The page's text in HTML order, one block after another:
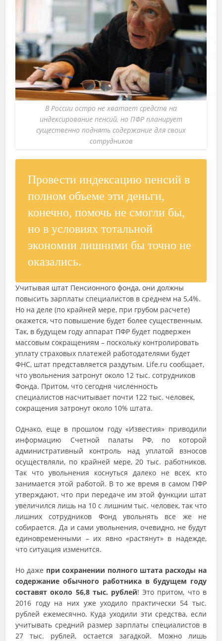
В России остро не хватает средств на
индексирование пенсий, но ПФР планирует
существенно поднять содержание для своих
сотрудников
Провести индексацию пенсий в
полном объеме эти деньги,
конечно, помочь не смогли бы,
но в условиях тотальной
экономии лишними бы точно не
оказались.
Учитывая штат Пенсионного фонда, они должны
повысить зарплаты специалистов в среднем на 5,4%.
Но на деле (по крайней мере, при грубом расчете)
окажется, что повышение будет более существенным.
Так, в будущем году аппарат ПФР будет подвержен
массовым сокращениям – поскольку контролировать
уплату страховых платежей работодателями будет
ФНС, штат представляется раздутым. Life.ru сообщает,
что увольнения затронут около 12 тыс. сотрудников
Фонда. Притом, что сегодня численность
специалистов насчитывает почти 122 тыс. человек,
сокращения затронут около 10% штата.
Однако, еще в прошлом году «Известия» приводили
информацию Счетной палаты РФ, по которой
административный контроль над уплатой взносов
осуществляли, по крайней мере, 20 тыс. работников.
Так что увольнения коснуться далеко не всех, кто
занимается этой работой. В то же время в самом ПФР
утверждают, что при передаче им этой функции штат
увеличился лишь на 10 с лишним тыс. человек, так что
лишних сотрудников Фонд увольнять все же не
собирается. Да и сами увольнения, очевидно, не будут
единовременными – их явно «растянут» в надежде,
что ситуация изменится.
Но даже при сохранении полного штата расходы на
содержание обычного работника в будущем году
составят около 56,8 тыс. рублей! Это притом, что в
2016 году на них уже уходило практически 54 тыс.
рублей ежемесячно. Куда уходили эти средства, если
учитывать средний размер зарплаты специалистов в
27 тыс. рублей, остается загадкой. Можно лишь